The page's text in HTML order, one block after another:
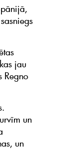
jau
Regno
un
un